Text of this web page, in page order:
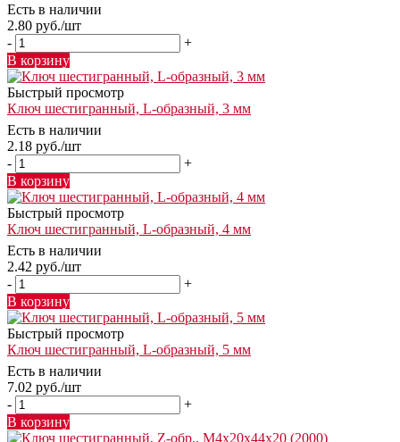
Есть в наличии
2.80 руб./шт
-
+
В корзину
Быстрый просмотр
Ключ шестигранный, L-образный, 3 мм
Есть в наличии
2.18 руб./шт
-
+
В корзину
Быстрый просмотр
Ключ шестигранный, L-образный, 4 мм
Есть в наличии
2.42 руб./шт
-
+
В корзину
Быстрый просмотр
Ключ шестигранный, L-образный, 5 мм
Есть в наличии
7.02 руб./шт
-
+
В корзину